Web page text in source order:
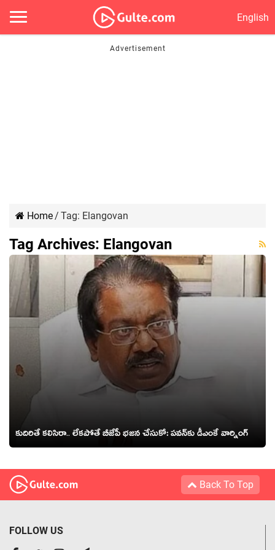
English
Home/ Tag: Elangovan
Tag Archives: Elangovan
కుదిరితే క‌లిసిరా.. లేక‌పోతే బీజేపీ భ‌జ‌న చేసుకో: ప‌వ‌న్‌కు డీఎంకే వార్నింగ్
Back To Top
FOLLOW US